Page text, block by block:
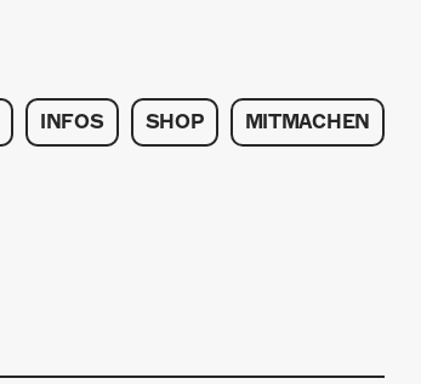
INFOS SHOP MITMACHEN